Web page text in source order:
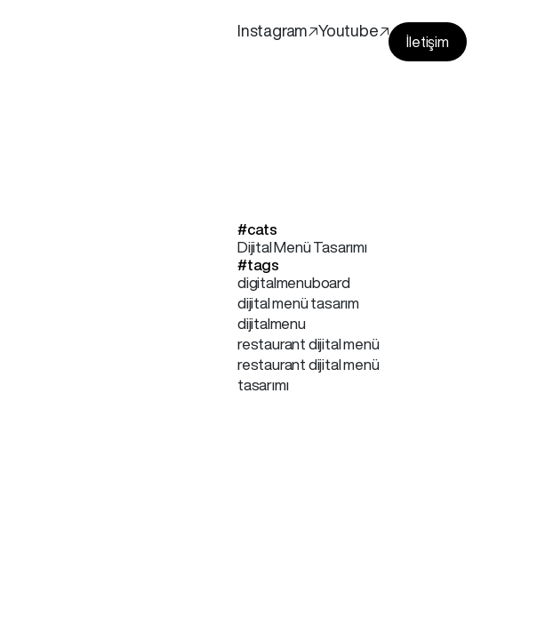
Instagram🡥Youtube🡥
İletişim
#cats
Dijital Menü Tasarımı
#tags
digitalmenuboard
dijital menü tasarım
dijitalmenu
restaurant dijital menü
restaurant dijital menü
tasarımı